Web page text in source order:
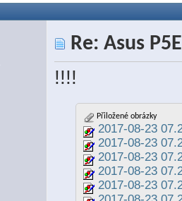
Re: Asus
!!!!
Přiložené obrázky
2017-08-23
2017-08-23
2017-08-23
2017-08-23
2017-08-23